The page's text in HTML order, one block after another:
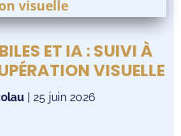
ET IA : SUIVI À
VISUELLE
|25 juin 2026